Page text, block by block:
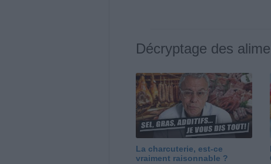
Décryptage des
La charcuterie, est-ce
vraiment raisonnable ?